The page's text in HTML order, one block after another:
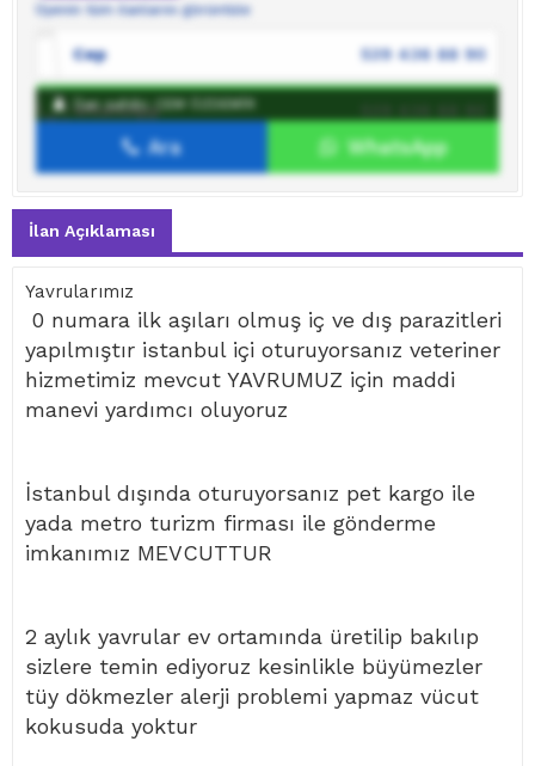
Üyenin tüm ilanlarını görüntüle
Cep 539 436 88 90
WhatsApp
İlan sahibine mesaj gönder
İlan sahibi: CEM ÖZDEMİR
Ara WhatsApp
İlan Açıklaması
Yavrularımız
0 numara ilk aşıları olmuş iç ve dış parazitleri
yapılmıştır istanbul içi oturuyorsanız veteriner
hizmetimiz mevcut YAVRUMUZ için maddi
manevi yardımcı oluyoruz
İstanbul dışında oturuyorsanız pet kargo ile
yada metro turizm firması ile gönderme
imkanımız MEVCUTTUR
2 aylık yavrular ev ortamında üretilip bakılıp
sizlere temin ediyoruz kesinlikle büyümezler
tüy dökmezler alerji problemi yapmaz vücut
kokusuda yoktur